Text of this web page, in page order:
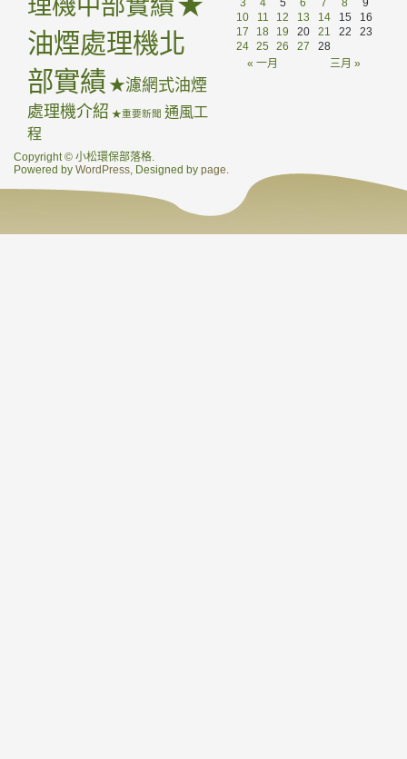
理機中部實績
油煙處理機北
部實績 ★濾網式油煙
處理機介紹 ★重要新聞 通風工
程
« 一月 三月 »
3
4 5 6 7 8
9
10
11 12 13 14 15
16
17
18 19 20 21 22
23
24 25 26 27 28
Copyright © 小松環保部落格.
Powered by WordPress, Designed by page.